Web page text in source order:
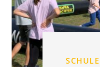
SCHULE